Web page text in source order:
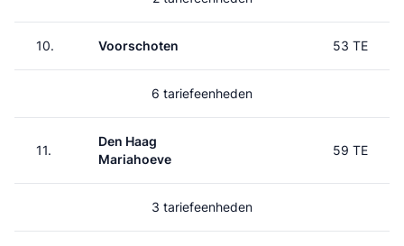
10. Voorschoten 53 TE
6 tariefeenheden
11.
Den Haag
Mariahoeve
59 TE
3 tariefeenheden